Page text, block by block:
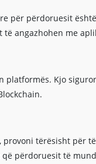
për përdoruesit
angazhohen me
platformës. Kjo
tërësisht për
përdoruesit të